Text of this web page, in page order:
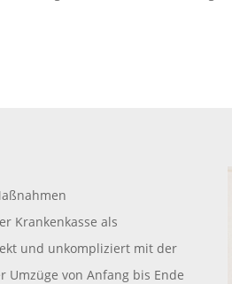
Krankenkasse als
und unkompliziert mit der
Umzüge von Anfang bis Ende